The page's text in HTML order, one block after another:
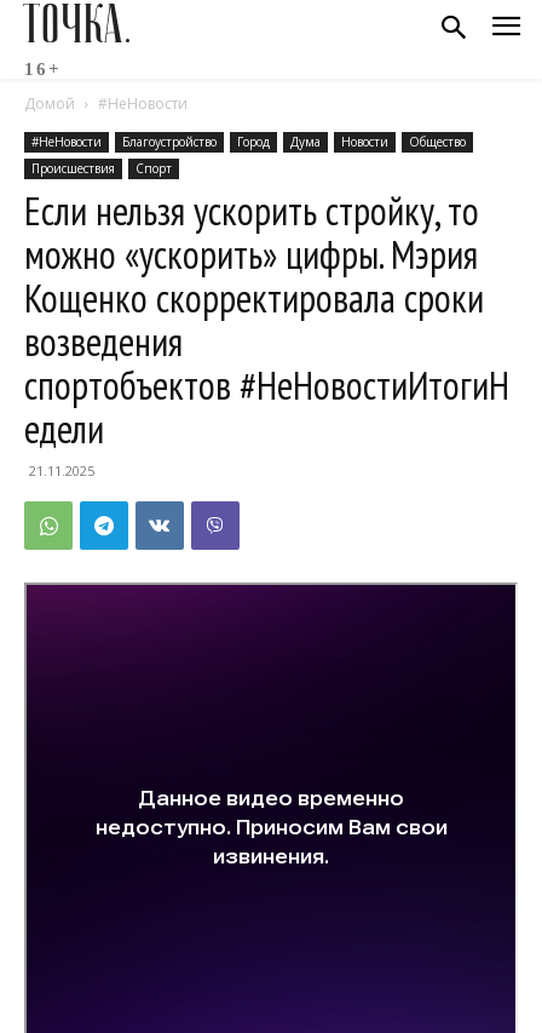
ТОЧКА.
16+
Домой #НеНовости
#НеНовости Благоустройство Город Дума Новости
Общество
Происшествия
Спорт
Если нельзя ускорить стройку, то
можно «ускорить» цифры. Мэрия
Кощенко скорректировала сроки
возведения
спортобъектов #НеНовостиИтогиН
едели
21.11.2025